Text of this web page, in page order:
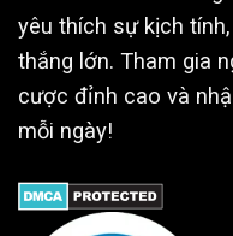
yêu thích sự kịch
thắng lớn. Tham gia
cược đỉnh cao và
mỗi ngày!